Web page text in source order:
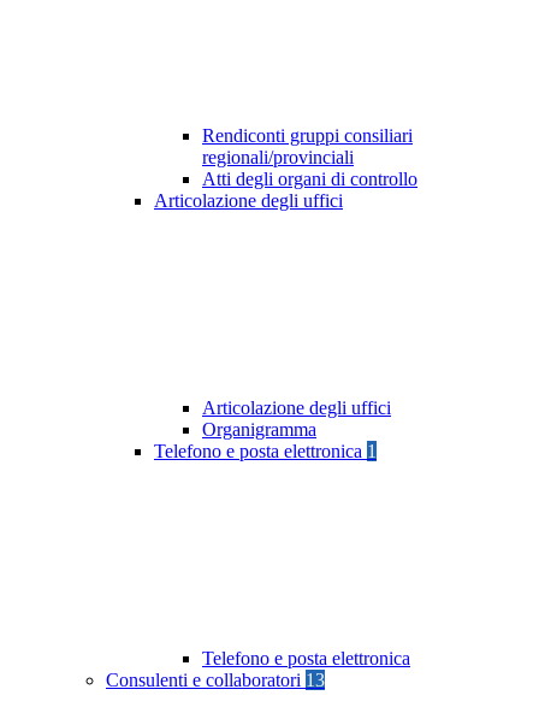
Rendiconti gruppi consiliari
regionali/provinciali
Atti degli organi di controllo
Articolazione degli uffici
Articolazione degli uffici
Organigramma
Telefono e posta elettronica 1
Telefono e posta elettronica
Consulenti e collaboratori 13